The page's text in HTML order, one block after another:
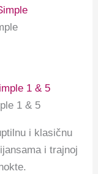
1 & 5
i klasičnu
i trajnoj